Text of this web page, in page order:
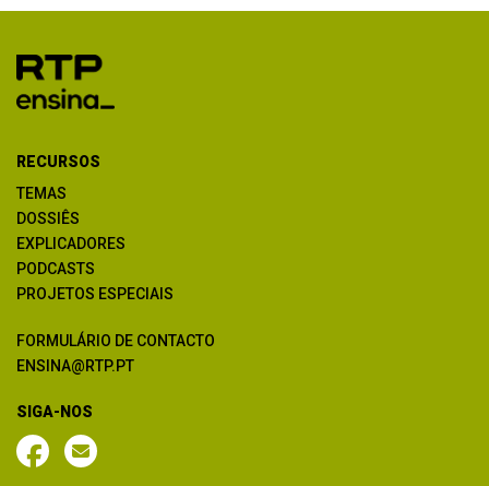
RECURSOS
TEMAS
DOSSIÊS
EXPLICADORES
PODCASTS
PROJETOS ESPECIAIS
FORMULÁRIO DE CONTACTO
ENSINA@RTP.PT
SIGA-NOS